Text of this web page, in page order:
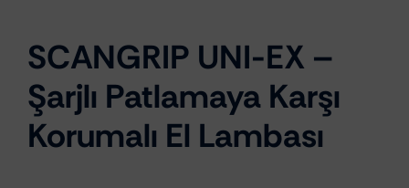
SCANGRIP UNI-EX –
Şarjlı Patlamaya Karşı
Korumalı El Lambası